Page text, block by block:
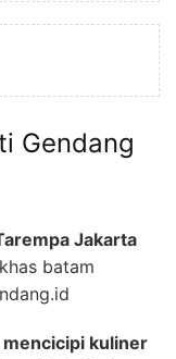
Gendang
Jakarta
batam
mencicipi kuliner